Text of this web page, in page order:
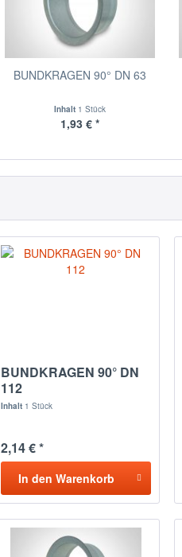
BUNDKRAGEN 90° DN 63
Inhalt 1 Stück
1,93 € *
BUNDKRAGEN 90° DN
112
Inhalt 1 Stück
2,14 € *
In den Warenkorb